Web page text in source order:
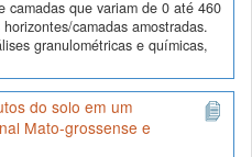
camadas que variam de 0 até 460
camadas amostradas.
granulométricas e químicas,
do solo em um
Mato-grossense e